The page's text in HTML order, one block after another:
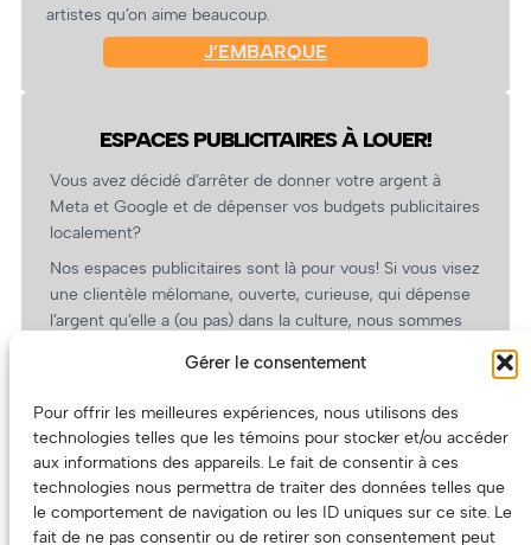
Gérer le consentement
Pour offrir les meilleures expériences, nous utilisons des
technologies telles que les témoins pour stocker et/ou accéder
aux informations des appareils. Le fait de consentir à ces
technologies nous permettra de traiter des données telles que
le comportement de navigation ou les ID uniques sur ce site. Le
fait de ne pas consentir ou de retirer son consentement peut
artistes qu’on aime beaucoup.
J’EMBARQUE
ESPACES PUBLICITAIRES À LOUER!
Vous avez décidé d’arrêter de donner votre argent à
Meta et Google et de dépenser vos budgets publicitaires
localement?
Nos espaces publicitaires sont là pour vous! Si vous visez
une clientèle mélomane, ouverte, curieuse, qui dépense
l’argent qu’elle a (ou pas) dans la culture, nous sommes
revient.
(Oui, on va avoir des tarifs spéciaux pour vous, les
artistes!)